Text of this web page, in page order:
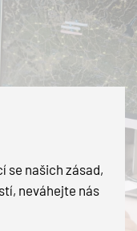
se našich zásad,
neváhejte nás